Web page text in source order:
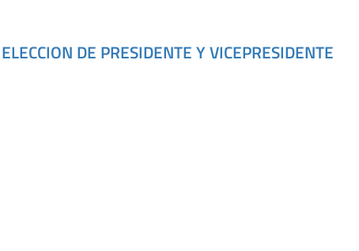
DE PRESIDENTE Y VICEPRESIDENTE